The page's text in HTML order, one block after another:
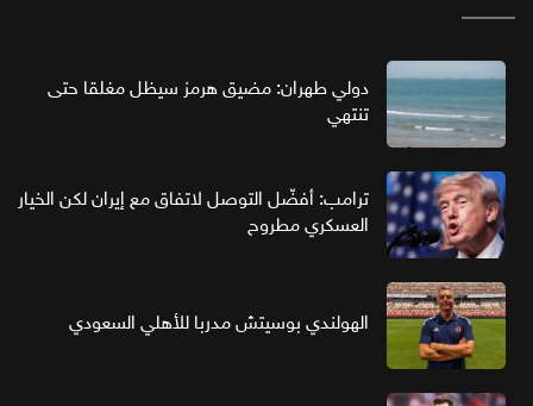
دولي طهران: مضيق هرمز سيظل مغلقا حتى
تنتهي
ترامب: أفضّل التوصل لاتفاق مع إيران لكن الخيار
العسكري مطروح
الهولندي بوسيتش مدربا للأهلي السعودي